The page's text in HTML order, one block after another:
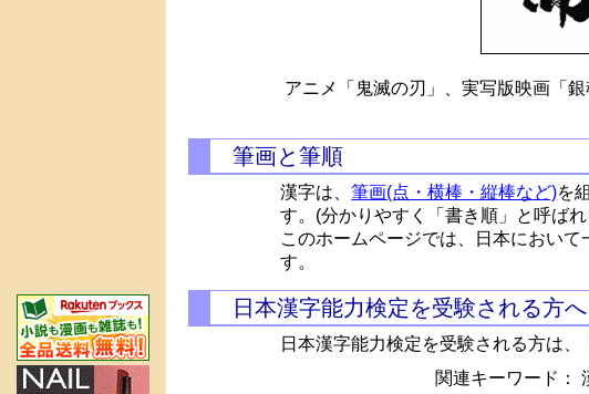
アニメ「鬼滅の刃」、実写版映画「
筆画と筆順
漢字は、筆画(点・横棒・縦棒など)を
す。(分かりやすく「書き順」と呼ば
このホームページでは、日本におい
す。
日本漢字能力検定を受験される方へ
日本漢字能力検定を受験される方は、
関連キーワード：